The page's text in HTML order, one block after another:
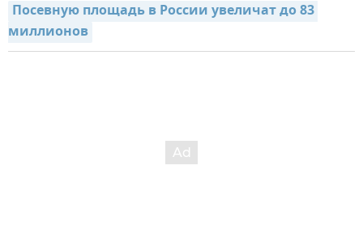
Посевную площадь в России увеличат до 83
миллионов